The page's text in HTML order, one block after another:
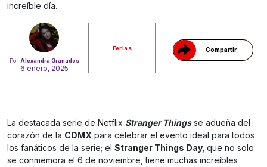
Por Alexandra Granados
6 enero, 2025
Ferias Compartir
increíble día.
La destacada serie de Netflix Stranger Thingsse adueña del
corazón de la CDMX para celebrar el evento ideal para todos
los fanáticos de la serie; el Stranger Things Day, que no solo
se conmemora el 6 de noviembre, tiene muchas increíbles